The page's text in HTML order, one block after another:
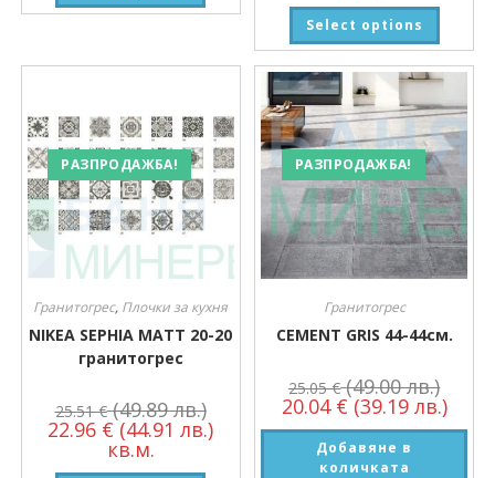
Select options
РАЗПРОДАЖБА!
Гранитогрес, Плочки за кухня
NIKEA SEPHIA MATT 20-20
гранитогрес
25.51€ (49.89 лв.)
22.96 € (44.91 лв.)
кв.м.
РАЗПРОДАЖБА!
Гранитогрес
CEMENT GRIS 44-44см.
25.05€ (49.00 лв.)
20.04 € (39.19 лв.)
Добавяне в
количката